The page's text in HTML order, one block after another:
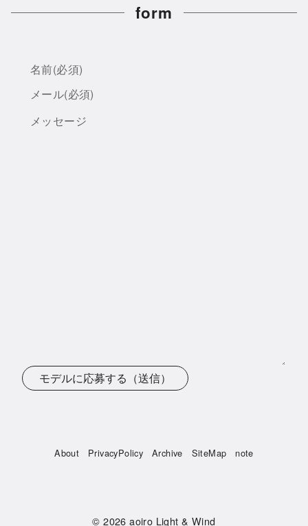
form
名前(必須)
メール(必須)
メッセージ
モデルに応募する（送信）
About PrivacyPolicy Archive SiteMap note
© 2026aoiro Light & Wind